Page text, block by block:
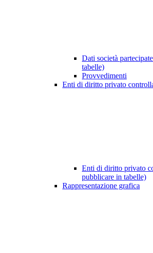
Dati società
tabelle)
Provvedimenti
Enti di diritto privato
Enti di diritto privato
pubblicare in tabelle)
Rappresentazione grafica